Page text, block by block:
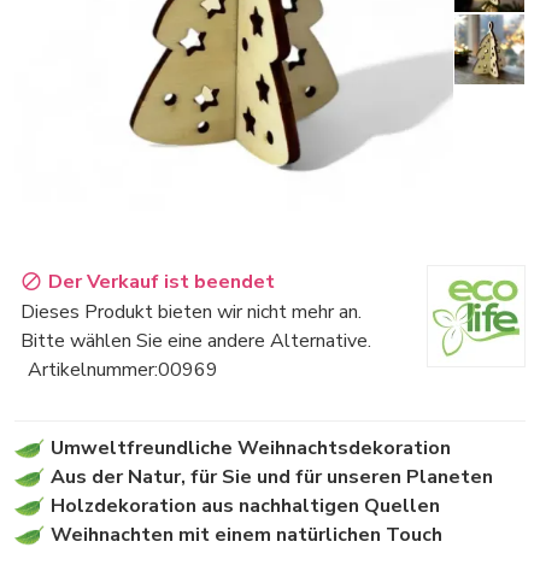
Der Verkauf ist beendet
Dieses Produkt bieten wir nicht mehr an.
Bitte wählen Sie eine andere Alternative.
Artikelnummer:00969
Umweltfreundliche Weihnachtsdekoration
Aus der Natur, für Sie und für unseren Planeten
Holzdekoration aus nachhaltigen Quellen
Weihnachten mit einem natürlichen Touch